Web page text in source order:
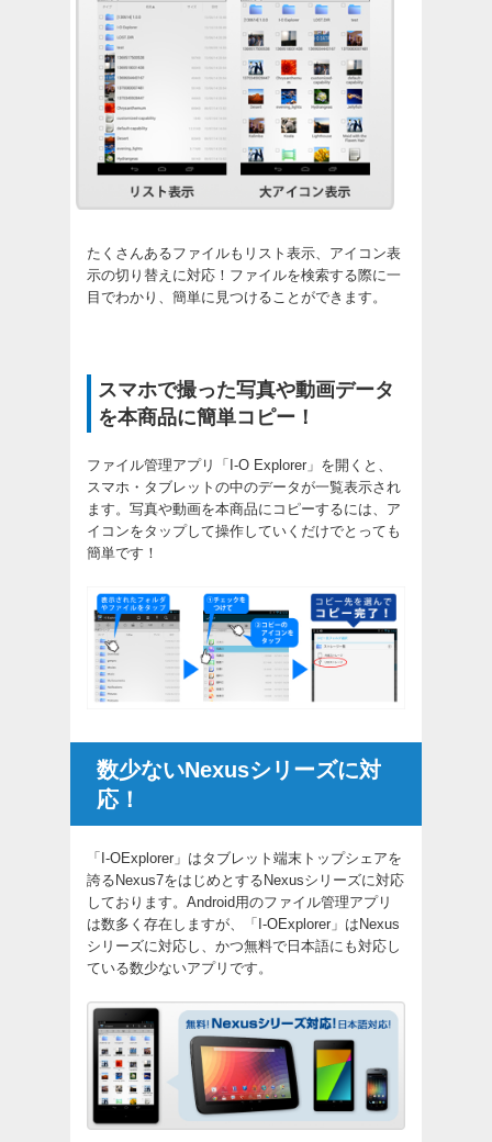
たくさんあるファイルもリスト表示、アイコン表
示の切り替えに対応！ファイルを検索する際に一
目でわかり、簡単に見つけることができます。
スマホで撮った写真や動画データ
を本商品に簡単コピー！
ファイル管理アプリ「I-O Explorer」を開くと、
スマホ・タブレットの中のデータが一覧表示され
ます。写真や動画を本商品にコピーするには、ア
イコンをタップして操作していくだけでとっても
簡単です！
数少ないNexusシリーズに対
応！
「I-OExplorer」はタブレット端末トップシェアを
誇るNexus7をはじめとするNexusシリーズに対応
しております。Android用のファイル管理アプリ
は数多く存在しますが、「I-OExplorer」はNexus
シリーズに対応し、かつ無料で日本語にも対応し
ている数少ないアプリです。